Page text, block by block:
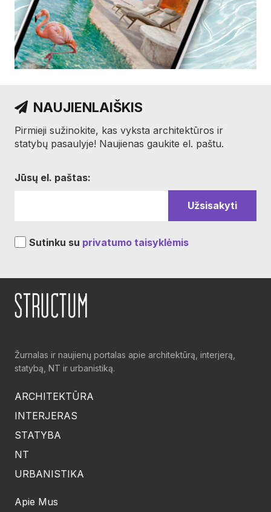
NAUJIENLAIŠKIS
Pirmieji sužinokite, kas vyksta architektūros ir
statybų pasaulyje! Naujienas gaukite el. paštu.
Jūsų el. paštas:
Sutinku su privatumo taisyklėmis
Žurnalas ir naujienų portalas apie architektūrą, interjerą,
statybą, NT ir urbanistiką.
ARCHITEKTŪRA
INTERJERAS
STATYBA
NT
URBANISTIKA
Apie Mus